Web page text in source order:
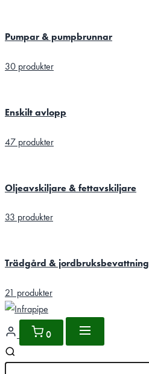
Pumpar & pumpbrunnar
30 produkter
Enskilt avlopp
47 produkter
Oljeavskiljare & fettavskiljare
33 produkter
Trädgård & jordbruksbevattning
21 produkter
0